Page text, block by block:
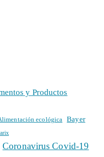
y Productos
ecológica Bayer
Coronavirus Covid-19